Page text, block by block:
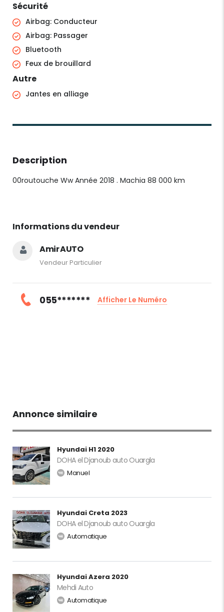
Sécurité
Airbag: Conducteur
Airbag: Passager
Bluetooth
Feux de brouillard
Autre
Jantes en alliage
Description
00routouche Ww Année 2018 . Machia 88 000 km
Informations du vendeur
Amir AUTO
Vendeur Particulier
055******* Afficher Le Numéro
Annonce similaire
Hyundai H1 2020
DOHA el Djanoub auto Ouargla
Manuel
Hyundai Creta 2023
DOHA el Djanoub auto Ouargla
Automatique
Hyundai Azera 2020
Mehdi Auto
Automatique